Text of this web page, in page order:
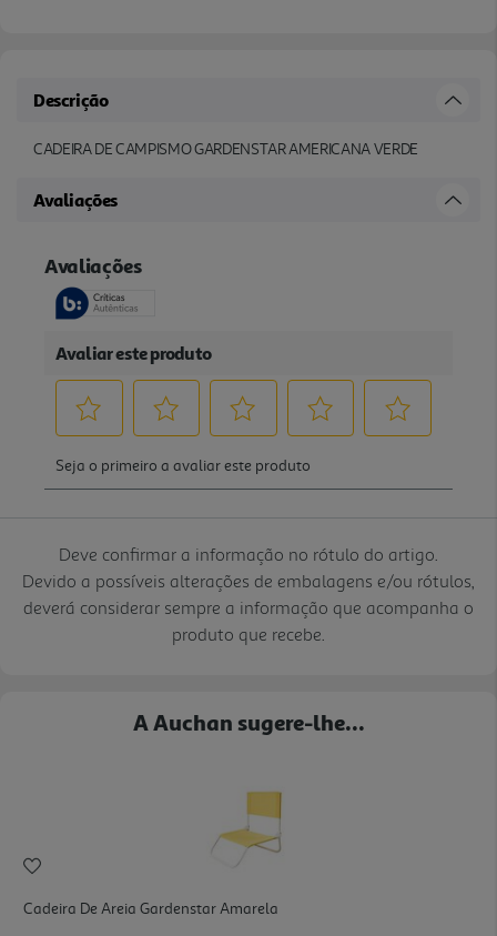
Descrição
CADEIRA DE CAMPISMO GARDENSTAR AMERICANA VERDE
Avaliações
Deve confirmar a informação no rótulo do artigo.
Devido a possíveis alterações de embalagens e/ou rótulos,
deverá considerar sempre a informação que acompanha o
produto que recebe.
A Auchan sugere-lhe...
Cadeira De Areia Gardenstar Amarela